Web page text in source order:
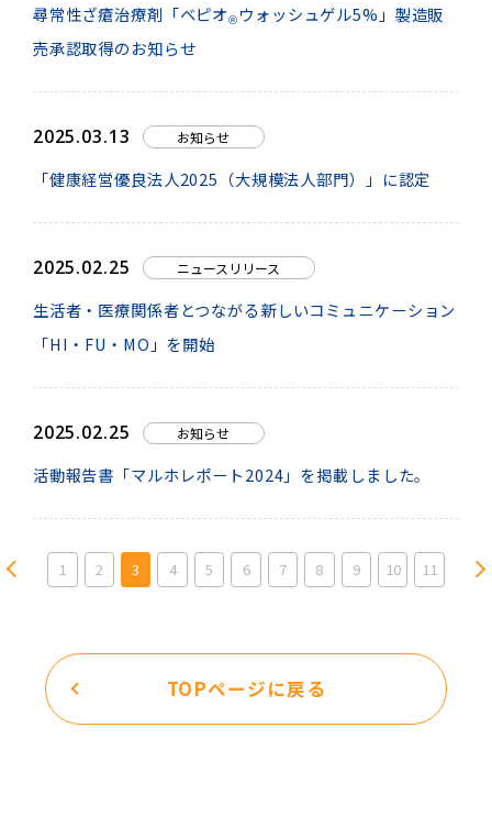
尋常性ざ瘡治療剤「ベピオ® ウォッシュゲル5%」製造販
売承認取得のお知らせ
2025.03.13 お知らせ
「健康経営優良法人2025（大規模法人部門）」に認定
2025.02.25 ニュースリリース
生活者・医療関係者とつながる新しいコミュニケーション
「HI・FU・MO」を開始
2025.02.25 お知らせ
活動報告書「マルホレポート2024」を掲載しました。
1 2 3 4 5 6 7 8 9 10 11
TOPページに戻る